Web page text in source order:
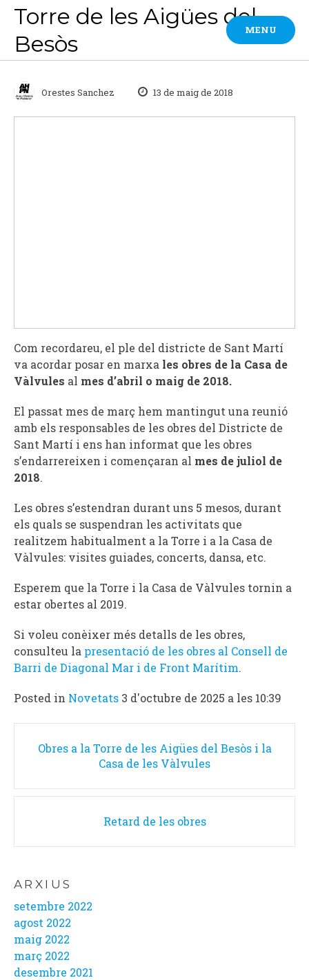
Skip
content
Torre de les Aigües del
Besòs
MENU
Orestes Sanchez 13 de maig de 2018
Com recordareu, el ple del districte de Sant Martí
va acordar posar en marxa les obres de la Casa de
Vàlvules al mes d’abril o maig de 2018.
El passat mes de març hem mantingut una reunió
amb els responsables de les obres del Districte de
Sant Martí i ens han informat que les obres
s’endarrereixen i començaran al mes de juliol de
2018.
Les obres s’estendran durant uns 5 mesos, durant
els quals se suspendran les activitats que
realitzem habitualment a la Torre i a la Casa de
Vàlvules: visites guiades, concerts, dansa, etc.
Esperem que la Torre i la Casa de Vàlvules tornin a
estar obertes al 2019.
Si voleu conèixer més detalls de les obres,
consulteu la presentació de les obres al Consell de
Barri de Diagonal Mar i de Front Marítim.
Posted in Novetats 3 d'octubre de 2025 a les 10:39
navigation
Obres a la Torre de les Aigües del Besòs i la
Casa de les Vàlvules
Retard de les obres
ARXIUS
setembre 2022
agost 2022
maig 2022
març 2022
desembre 2021